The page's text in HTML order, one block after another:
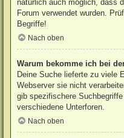
natürlich auch möglich, dass
Forum verwendet wurden.
Begriffe!
Nach oben
Warum bekomme ich bei
Deine Suche lieferte zu viele
Webserver sie nicht
gib spezifischere
verschiedene Unterforen.
Nach oben